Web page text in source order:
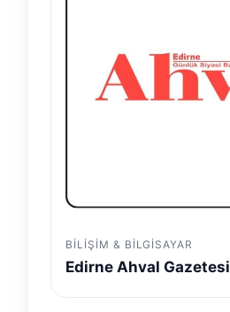
BILIŞIM & BILGISAYAR
Edirne Ahval Gazetesi